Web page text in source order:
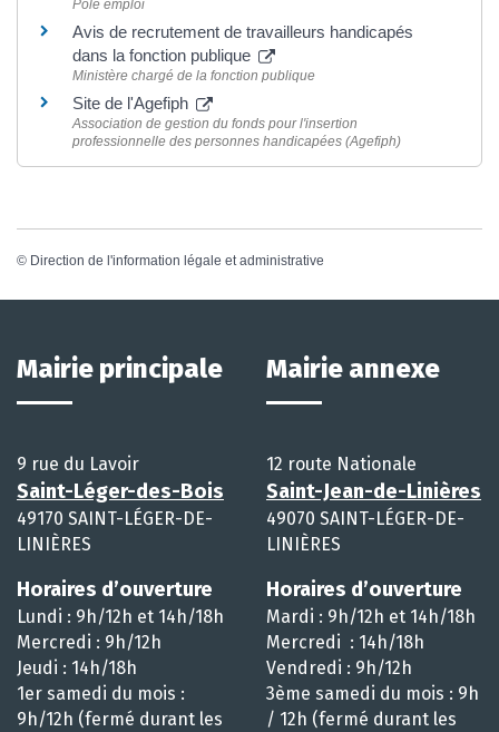
Pôle emploi
Avis de recrutement de travailleurs handicapés
dans la fonction publique
Ministère chargé de la fonction publique
Site de l'Agefiph
Association de gestion du fonds pour l'insertion
professionnelle des personnes handicapées (Agefiph)
© Direction de l'information légale et administrative
Mairie principale
9 rue du Lavoir
Saint-Léger-des-Bois
49170 SAINT-LÉGER-DE-
LINIÈRES
Horaires d’ouverture
Lundi : 9h/12h et 14h/18h
Mercredi : 9h/12h
Jeudi : 14h/18h
1er samedi du mois :
9h/12h (fermé durant les
Mairie annexe
12 route Nationale
Saint-Jean-de-Linières
49070 SAINT-LÉGER-DE-
LINIÈRES
Horaires d’ouverture
Mardi : 9h/12h et 14h/18h
Mercredi : 14h/18h
Vendredi : 9h/12h
3ème samedi du mois : 9h
/ 12h (fermé durant les